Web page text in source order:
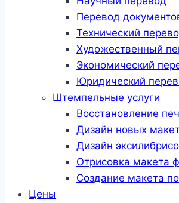
Перевод
Технический
Художественный
Экономический
Юридический
Штемпельные услуги
Восстановление
Дизайн новых
Дизайн
Отрисовка макета
Создание макета
Цены